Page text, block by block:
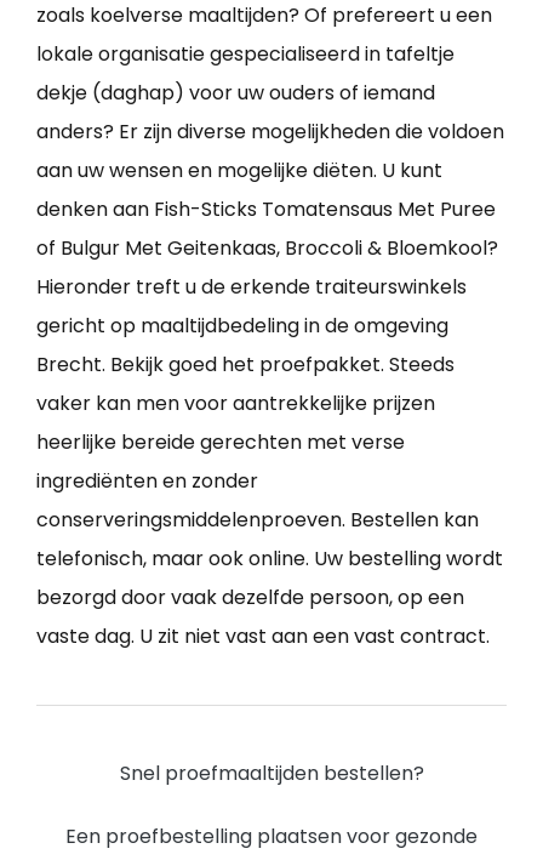
zoals koelverse maaltijden? Of prefereert u een
lokale organisatie gespecialiseerd in tafeltje
dekje (daghap) voor uw ouders of iemand
anders? Er zijn diverse mogelijkheden die voldoen
aan uw wensen en mogelijke diëten. U kunt
denken aan Fish-Sticks Tomatensaus Met Puree
of Bulgur Met Geitenkaas, Broccoli & Bloemkool?
Hieronder treft u de erkende traiteurswinkels
gericht op maaltijdbedeling in de omgeving
Brecht. Bekijk goed het proefpakket. Steeds
vaker kan men voor aantrekkelijke prijzen
heerlijke bereide gerechten met verse
ingrediënten en zonder
conserveringsmiddelenproeven. Bestellen kan
telefonisch, maar ook online. Uw bestelling wordt
bezorgd door vaak dezelfde persoon, op een
vaste dag. U zit niet vast aan een vast contract.
Snel proefmaaltijden bestellen?
Een proefbestelling plaatsen voor gezonde